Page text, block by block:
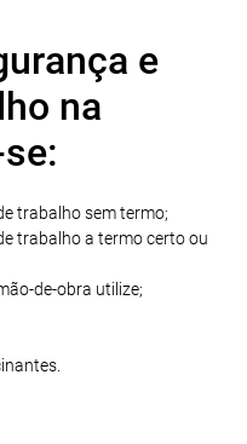
e
na
trabalho sem termo;
trabalho a termo certo ou
de-obra utilize;